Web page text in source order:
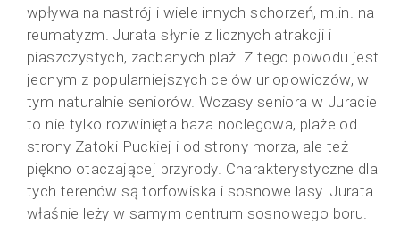
wpływa na nastrój i wiele innych schorzeń, m.in. na
reumatyzm. Jurata słynie z licznych atrakcji i
piaszczystych, zadbanych plaż. Z tego powodu jest
jednym z popularniejszych celów urlopowiczów, w
tym naturalnie seniorów. Wczasy seniora w Juracie
to nie tylko rozwinięta baza noclegowa, plaże od
strony Zatoki Puckiej i od strony morza, ale też
piękno otaczającej przyrody. Charakterystyczne dla
tych terenów są torfowiska i sosnowe lasy. Jurata
właśnie leży w samym centrum sosnowego boru.